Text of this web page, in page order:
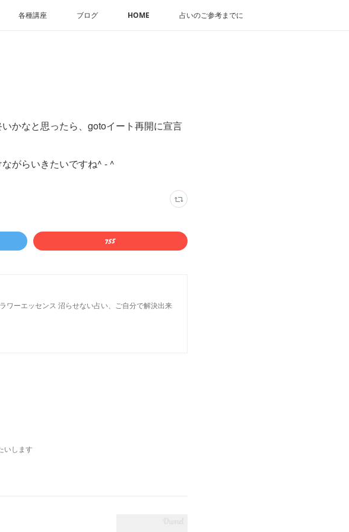
各種講座 ブログ HOME 占いのご参考までに
かなと思ったら、gotoイート再開に宣言
がらいきたいですね^ - ^
ワーエッセンス 沼らせない占い、ご自分で解決出来
いします